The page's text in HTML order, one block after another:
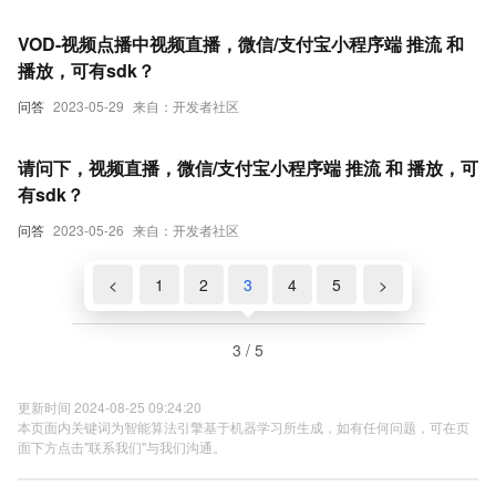
问答 2023-05-29 来自：开发者社区
VOD-视频点播中视频直播，微信/支付宝小程序端 推流 和
播放，可有sdk？
问答 2023-05-26 来自：开发者社区
请问下，视频直播，微信/支付宝小程序端 推流 和 播放，可
有sdk？
< 1 2 3 4 5 >
3 / 5
更新时间 2024-08-25 09:24:20
本页面内关键词为智能算法引擎基于机器学习所生成，如有任何问题，可在页
面下方点击"联系我们"与我们沟通。